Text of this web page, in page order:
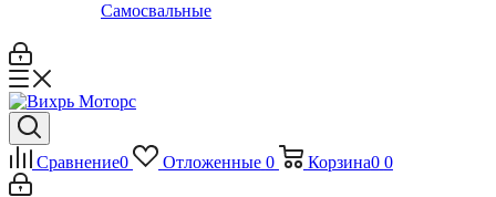
Самосвальные
Сравнение0 Отложенные 0 Корзина0 0